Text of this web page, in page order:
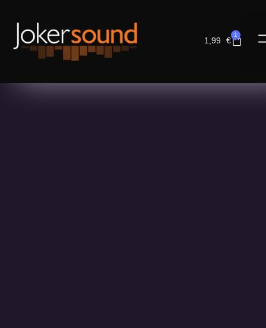
1,99 €
1